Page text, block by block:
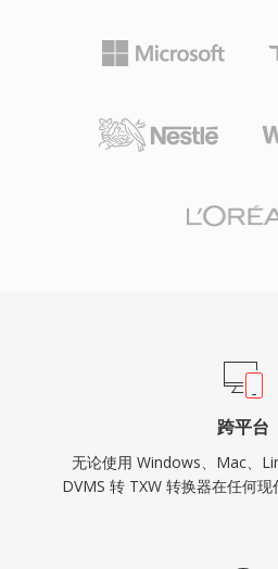
跨平台
无论使用 Windows、Mac、
DVMS 转 TXW 转换器在任何现